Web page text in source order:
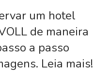
um hotel
de maneira
a passo
Leia mais!